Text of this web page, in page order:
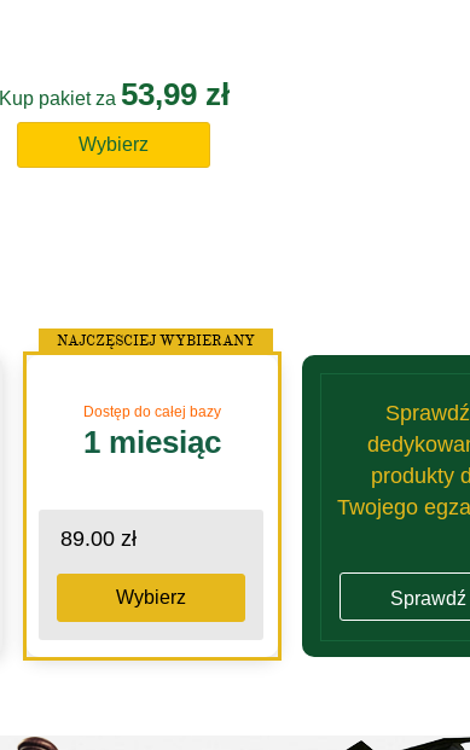
Kup pakiet za 53,99 zł
Wybierz
Dostęp do całej bazy
1 miesiąc
89.00 zł
Wybierz
NAJCZĘSCIEJ WYBIERANY
Sprawdź
produkty
Twojego
Sprawdź